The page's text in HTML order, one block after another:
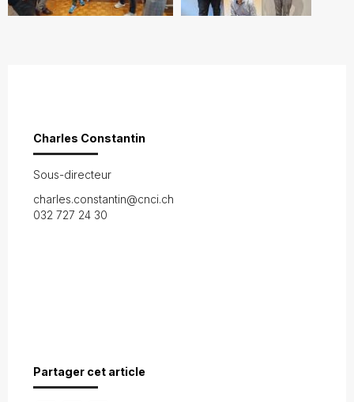
Charles Constantin
Sous-directeur
charles.constantin@cnci.ch
032 727 24 30
Partager cet article